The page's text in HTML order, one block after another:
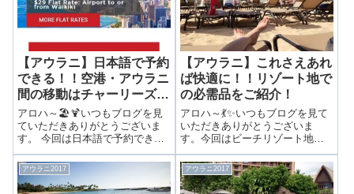
【アウラニ】日本語で予約
できる！！空港・アウラニ
間の移動はチャーリーズタ
クシーで！
アロハ～🏖🍹いつもブログを見
ていただきありがとうございま
す。 今回は日本語で予約でき
る！！空港・アウラニ間の移動
はチャーリーズタクシーで！ 前
回はホテルの予約を紹介しまし
た。▶最終日にワイキキ泊で格
【アウラニ】これさえあれ
ば快適に！！リゾート地で
の必需品をご紹介！
アロハ～💃✨いつもブログを見て
いただきありがとうございま
す。今回はビーチリゾート地な
らではの持ち物を紹介します🌻
これさえあれば快適に！！リゾ
ート地での必需品をご紹介！ 前
回はレストランの予約方法を紹
アウラニ2017 アウラニ2017